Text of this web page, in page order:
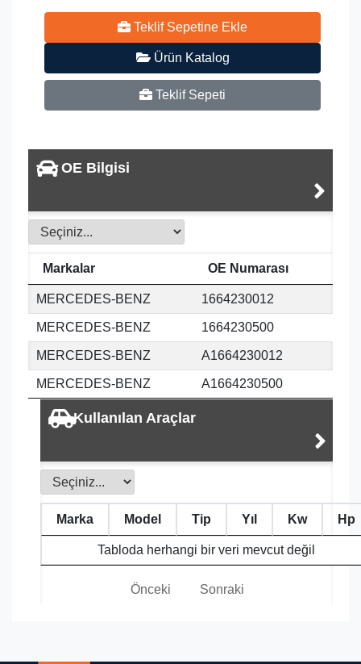
Teklif Sepetine Ekle
Ürün Katalog
Teklif Sepeti
OE Bilgisi
Markalar OE Numarası
MERCEDES-BENZ 1664230012
MERCEDES-BENZ 1664230500
MERCEDES-BENZ A1664230012
MERCEDES-BENZ A1664230500
Kullanılan Araçlar
Marka Model Tip Yıl Kw Hp
Tabloda herhangi bir veri mevcut değil
Önceki Sonraki